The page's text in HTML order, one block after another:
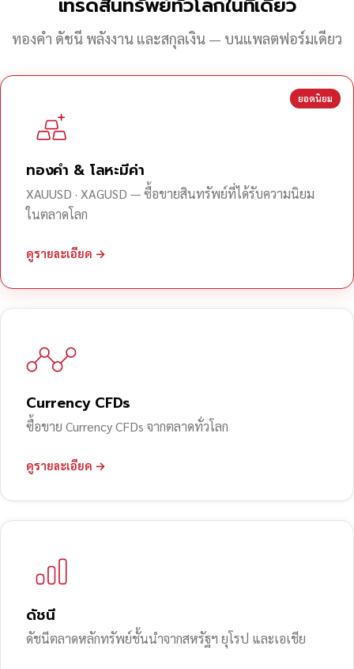
ทองคำ ดัชนี พลังงาน และสกุลเงิน — บนแพลตฟอร์มเดียว
ยอดนิยม
ทองคำ & โลหะมีค่า
XAUUSD · XAGUSD — ซื้อขายสินทรัพย์ที่ได้รับความนิยม
ในตลาดโลก
ดูรายละเอียด →
Currency CFDs
ซื้อขาย Currency CFDs จากตลาดทั่วโลก
ดูรายละเอียด →
ดัชนี
ดัชนีตลาดหลักทรัพย์ชั้นนำจากสหรัฐฯ ยุโรป และเอเชีย